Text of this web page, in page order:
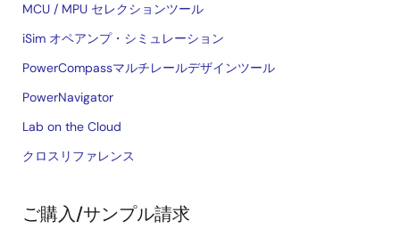
MCU / MPU セレクションツール
iSim オペアンプ・シミュレーション
PowerCompassマルチレールデザインツール
PowerNavigator
Lab on the Cloud
クロスリファレンス
ご購入/サンプル請求